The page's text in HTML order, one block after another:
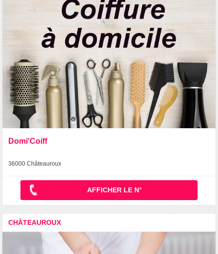
Domi'Coiff
36000 Châteauroux
AFFICHER LE N°
CHÂTEAUROUX